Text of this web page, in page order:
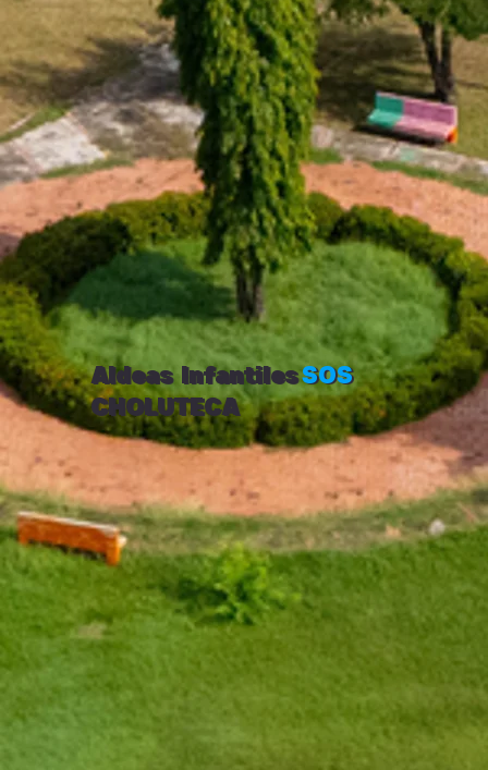
Aldeas InfantilesSOS
CHOLUTECA